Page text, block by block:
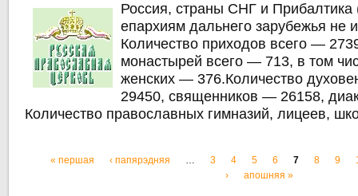
Россия, страны СНГ и
епархиям дальнего зарубежья не
Количество приходов всего —
монастырей всего — 713, в том
женских — 376.Количество
29450, священников — 26158,
Количество православных гимназий, лицеев,
Старонкі
« першая ‹ папярэдняя … 3 4 5 6 7 8 9
›
апошняя »